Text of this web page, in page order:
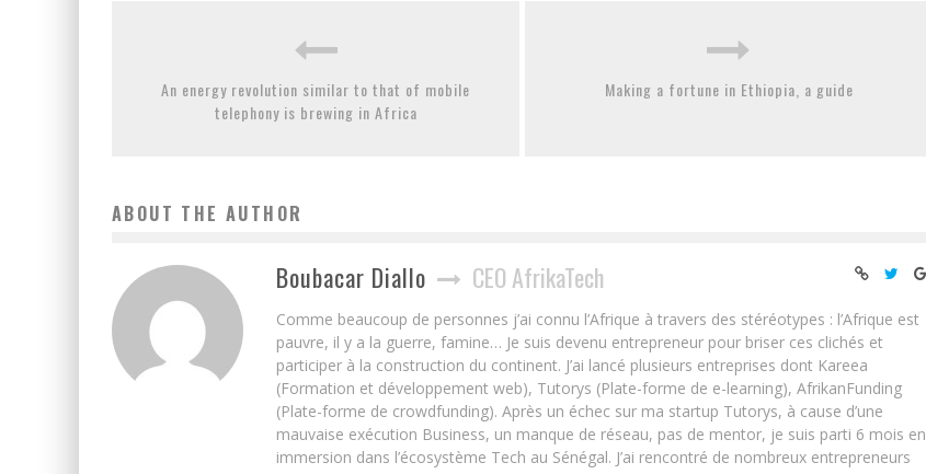
An energy revolution similar to that of mobile
telephony is brewing in Africa
Making a fortune in Ethiopia, a guide
ABOUT THE AUTHOR
Boubacar Diallo CEO AfrikaTech
Comme beaucoup de personnes j’ai connu l’Afrique à travers des stéréotypes : l’Afrique est
pauvre, il y a la guerre, famine… Je suis devenu entrepreneur pour briser ces clichés et
participer à la construction du continent. J’ai lancé plusieurs entreprises dont Kareea
(Formation et développement web), Tutorys (Plate-forme de e-learning), AfrikanFunding
(Plate-forme de crowdfunding). Après un échec sur ma startup Tutorys, à cause d’une
mauvaise exécution Business, un manque de réseau, pas de mentor, je suis parti 6 mois en
immersion dans l’écosystème Tech au Sénégal. J’ai rencontré de nombreux entrepreneurs